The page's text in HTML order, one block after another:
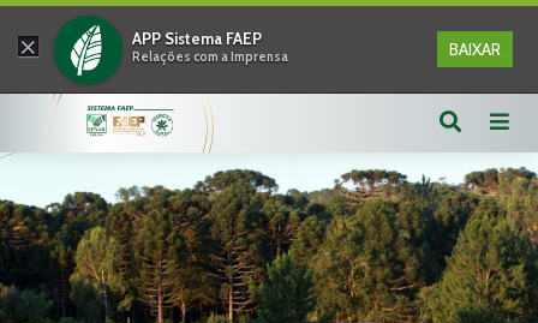
× APP Sistema FAEP
Relações com a Imprensa BAIXAR